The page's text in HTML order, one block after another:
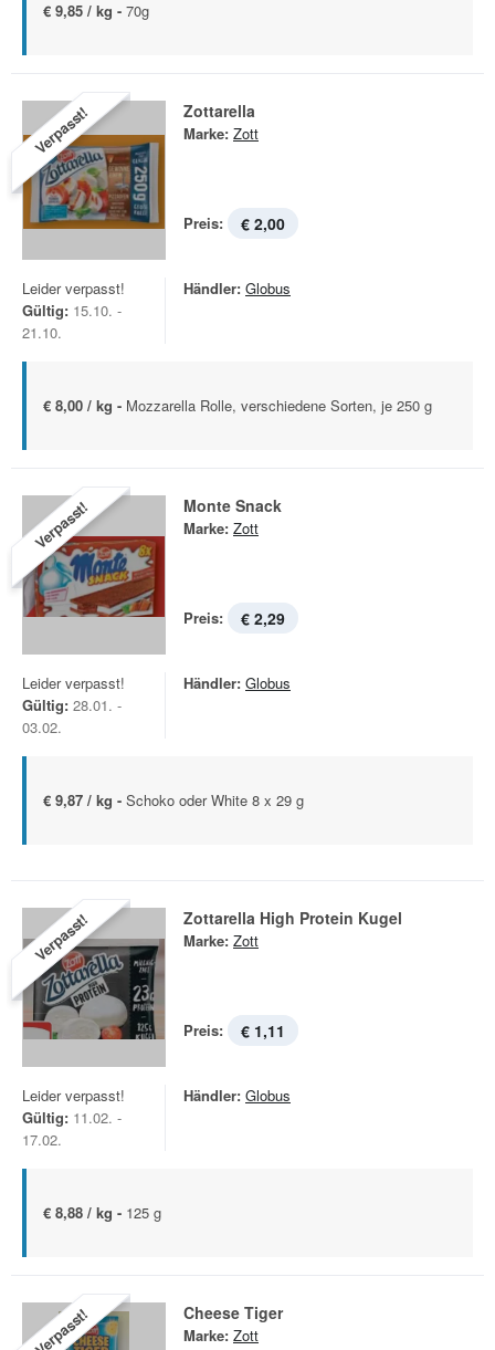
€ 9,85 / kg - 70g
Verpasst! Zottarella
Marke: Zott
Preis: € 2,00
Leider verpasst!
Gültig: 15.10. -
21.10.
Händler: Globus
€ 8,00 / kg - Mozzarella Rolle, verschiedene Sorten, je 250 g
Verpasst! Monte Snack
Marke: Zott
Preis: € 2,29
Leider verpasst!
Gültig: 28.01. -
03.02.
Händler: Globus
€ 9,87 / kg - Schoko oder White 8 x 29 g
Verpasst! Zottarella High Protein Kugel
Marke: Zott
Preis: € 1,11
Leider verpasst!
Gültig: 11.02. -
17.02.
Händler: Globus
€ 8,88 / kg - 125 g
Verpasst! Cheese Tiger
Marke: Zott